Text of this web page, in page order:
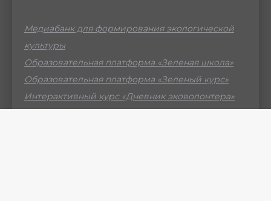
Медиабанк для формирования экологической
культуры
Образовательная платформа «Зеленая школа»
Образовательная платформа «Зеленый курс»
Интерактивный курс «Дневник эковолонтера»